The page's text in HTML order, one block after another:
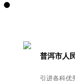
普洱市人
引进各科优